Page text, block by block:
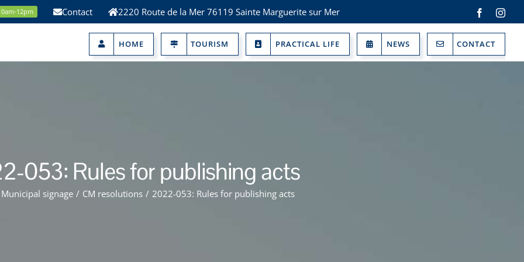
12pm Contact 2220 Route de la Mer 76119 Sainte Marguerite sur Mer Facebook
HOME TOURISM PRACTICAL LIFE NEWS CONTACT
053: Rules for publishing acts
Municipal signage / CM resolutions / 2022-053: Rules for publishing acts